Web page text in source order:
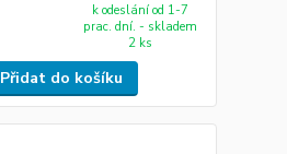
k odeslání od 1-7
prac. dní. - skladem
2 ks
Přidat do košíku